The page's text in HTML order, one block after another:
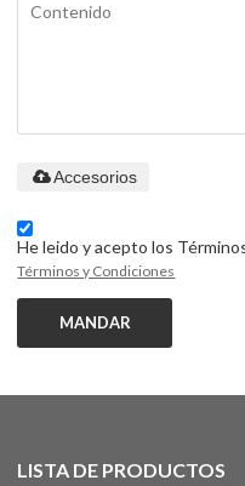
Accesorios
He leido y acepto los
Términos y Condiciones
MANDAR
LISTA DE PRODUCTOS